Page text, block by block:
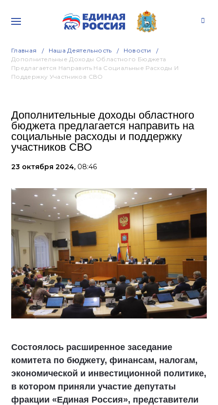
Главная Наша Деятельность
Новости
Дополнительные Доходы Областного Бюджета
Предлагается Направить На Социальные Расходы И
Поддержку Участников СВО
Дополнительные доходы областного
бюджета предлагается направить на
социальные расходы и поддержку
участников СВО
23 октября 2024, 08:46
Состоялось расширенное заседание
комитета по бюджету, финансам, налогам,
экономической и инвестиционной политике,
в котором приняли участие депутаты
фракции «Единая Россия», представители